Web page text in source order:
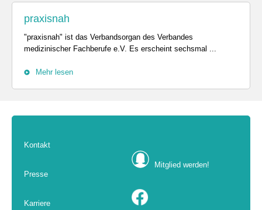
praxisnah
"praxisnah" ist das Verbandsorgan des Verbandes
medizinischer Fachberufe e.V. Es erscheint sechsmal ...
Mehr lesen
Kontakt
Presse
Karriere
Mitglied werden!